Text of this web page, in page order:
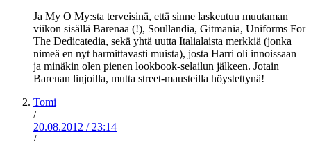
Ja My O My:sta terveisinä, että sinne laskeutuu muutaman
viikon sisällä Barenaa (!), Soullandia, Gitmania, Uniforms For
The Dedicatedia, sekä yhtä uutta Italialaista merkkiä (jonka
nimeä en nyt harmittavasti muista), josta Harri oli innoissaan
ja minäkin olen pienen lookbook-selailun jälkeen. Jotain
Barenan linjoilla, mutta street-mausteilla höystettynä!
Tomi
/
20.08.2012 / 23:14